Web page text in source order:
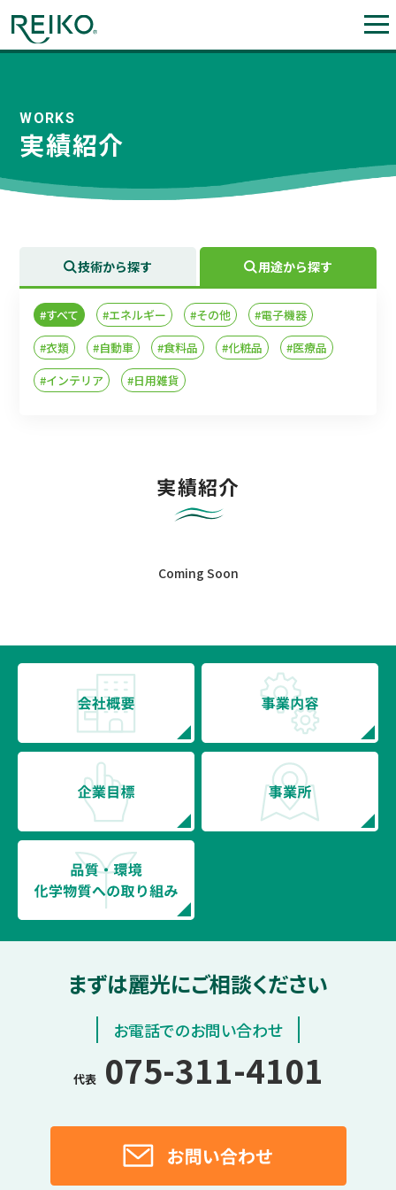
WORKS
実績紹介
技術から探す 用途から探す
#すべて #エネルギー #その他
#電子機器
#衣類
#自動車 #食料品 #化粧品
#医療品
#インテリア
#日用雑貨
実績紹介
Coming Soon
まずは麗光にご相談ください
お電話でのお問い合わせ
代表 075-311-4101